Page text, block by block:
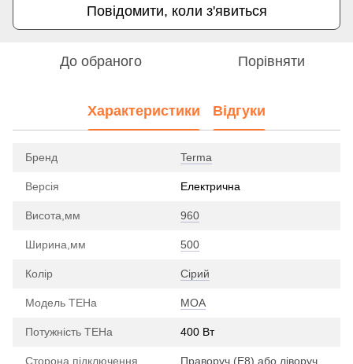
Повідомити, коли з'явиться
До обраного Порівняти
Характеристики Відгуки
Бренд Terma
Версія Електрична
Висота,мм 960
Ширина,мм 500
Колір Сірий
Модель ТЕНа MOA
Потужність ТЕНа 400 Вт
Сторона підключення
Праворуч (E8) або ліворуч